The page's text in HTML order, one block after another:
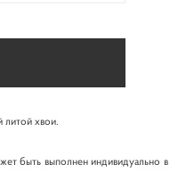
литой хвои.
быть выполнен индивидуально в